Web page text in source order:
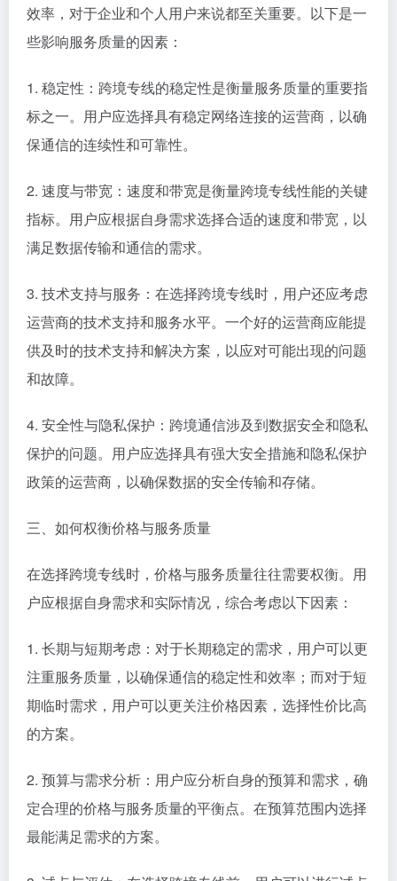
效率，对于企业和个人用户来说都至关重要。以下是一
些影响服务质量的因素：
1. 稳定性：跨境专线的稳定性是衡量服务质量的重要指
标之一。用户应选择具有稳定网络连接的运营商，以确
保通信的连续性和可靠性。
2. 速度与带宽：速度和带宽是衡量跨境专线性能的关键
指标。用户应根据自身需求选择合适的速度和带宽，以
满足数据传输和通信的需求。
3. 技术支持与服务：在选择跨境专线时，用户还应考虑
运营商的技术支持和服务水平。一个好的运营商应能提
供及时的技术支持和解决方案，以应对可能出现的问题
和故障。
4. 安全性与隐私保护：跨境通信涉及到数据安全和隐私
保护的问题。用户应选择具有强大安全措施和隐私保护
政策的运营商，以确保数据的安全传输和存储。
三、如何权衡价格与服务质量
在选择跨境专线时，价格与服务质量往往需要权衡。用
户应根据自身需求和实际情况，综合考虑以下因素：
1. 长期与短期考虑：对于长期稳定的需求，用户可以更
注重服务质量，以确保通信的稳定性和效率；而对于短
期临时需求，用户可以更关注价格因素，选择性价比高
的方案。
2. 预算与需求分析：用户应分析自身的预算和需求，确
定合理的价格与服务质量的平衡点。在预算范围内选择
最能满足需求的方案。